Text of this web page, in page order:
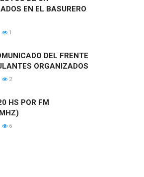
EN EL BASURERO
1
DEL FRENTE
ORGANIZADOS
2
HS POR FM
6